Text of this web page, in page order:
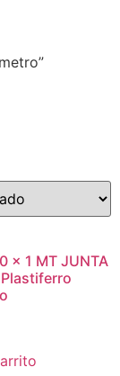
x 1 MT JUNTA